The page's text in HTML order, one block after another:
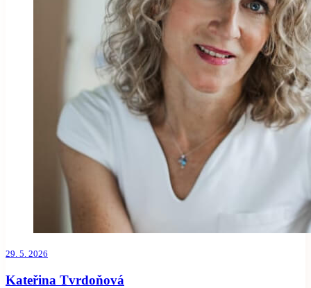
29. 5. 2026
Kateřina Tvrdoňová